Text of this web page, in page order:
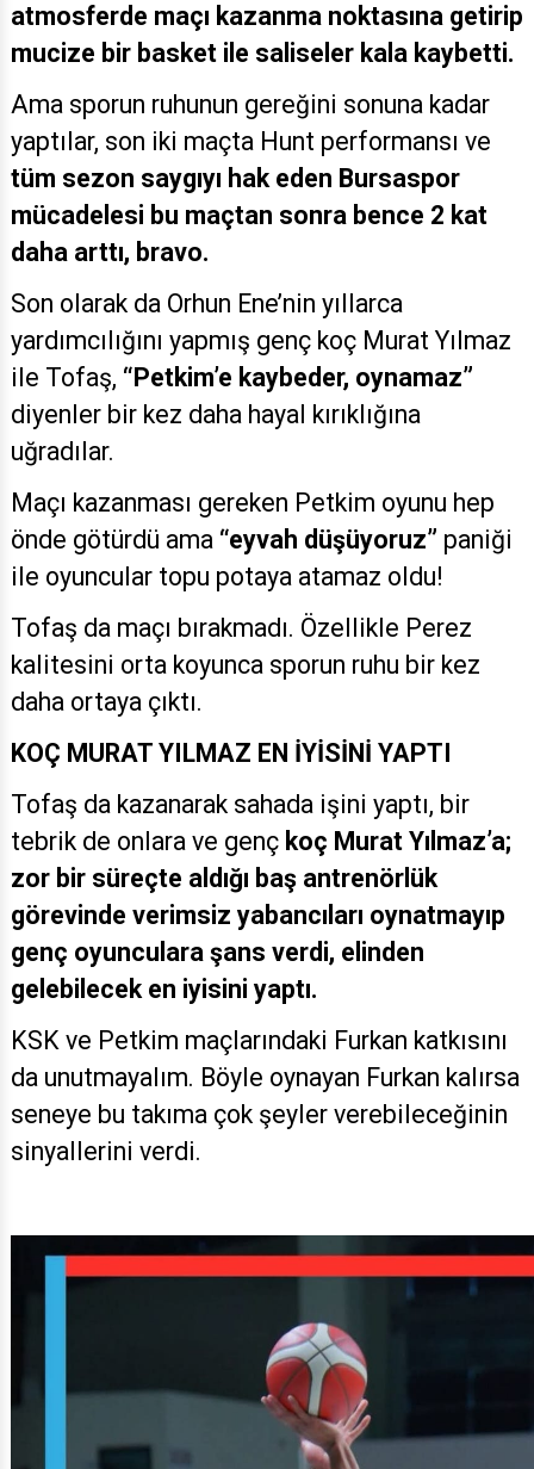
atmosferde maçı kazanma noktasına getirip
mucize bir basket ile saliseler kala kaybetti.
Ama sporun ruhunun gereğini sonuna kadar
yaptılar, son iki maçta Hunt performansı ve
tüm sezon saygıyı hak eden Bursaspor
mücadelesi bu maçtan sonra bence 2 kat
daha arttı, bravo.
Son olarak da Orhun Ene’nin yıllarca
yardımcılığını yapmış genç koç Murat Yılmaz
ile Tofaş, “Petkim’e kaybeder, oynamaz”
diyenler bir kez daha hayal kırıklığına
uğradılar.
Maçı kazanması gereken Petkim oyunu hep
önde götürdü ama “eyvah düşüyoruz” paniği
ile oyuncular topu potaya atamaz oldu!
Tofaş da maçı bırakmadı. Özellikle Perez
kalitesini orta koyunca sporun ruhu bir kez
daha ortaya çıktı.
KOÇ MURAT YILMAZ EN İYİSİNİ YAPTI
Tofaş da kazanarak sahada işini yaptı, bir
tebrik de onlara ve genç koç Murat Yılmaz’a;
zor bir süreçte aldığı baş antrenörlük
görevinde verimsiz yabancıları oynatmayıp
genç oyunculara şans verdi, elinden
gelebilecek en iyisini yaptı.
KSK ve Petkim maçlarındaki Furkan katkısını
da unutmayalım. Böyle oynayan Furkan kalırsa
seneye bu takıma çok şeyler verebileceğinin
sinyallerini verdi.